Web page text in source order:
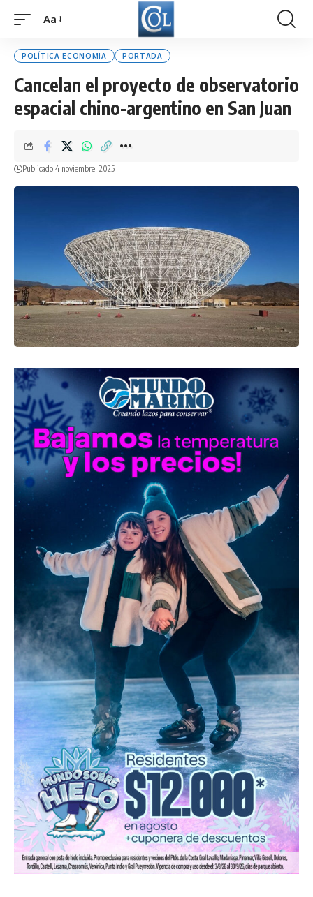
Font
Aa
POLÍTICA ECONOMIA PORTADA
Cancelan el proyecto de observatorio
espacial chino-argentino en San Juan
Publicado 4 noviembre, 2025